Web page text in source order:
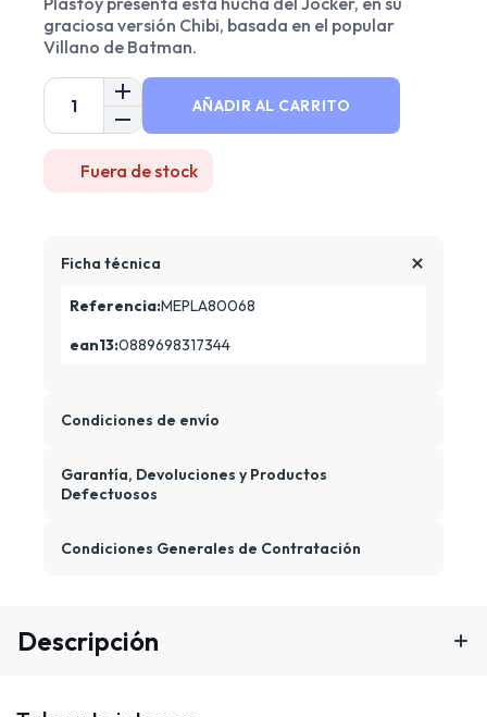
graciosa versión Chibi, basada en el popular
Villano de Batman.
AÑADIR AL CARRITO
Fuera de stock
Ficha técnica
Referencia:MEPLA80068
ean13:0889698317344
Condiciones de envío
Garantía, Devoluciones y Productos
Defectuosos
Condiciones Generales de Contratación
Descripción